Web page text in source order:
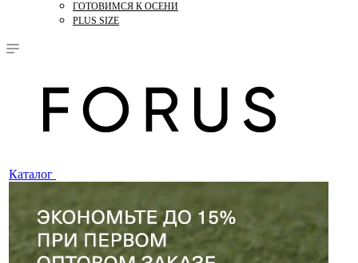
ГОТОВИМСЯ К ОСЕНИ
PLUS SIZE
Каталог